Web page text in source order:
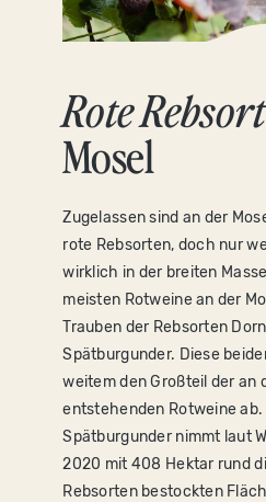
Rote
Mosel
Zugelassen sind an der
rote Rebsorten, doch nur
wirklich in der breiten
meisten Rotweine an der
Trauben der Rebsorten
Spätburgunder. Diese
weitem den Großteil der an
entstehenden Rotweine ab.
Spätburgunder nimmt laut
2020 mit 408 Hektar rund
Rebsorten bestockten